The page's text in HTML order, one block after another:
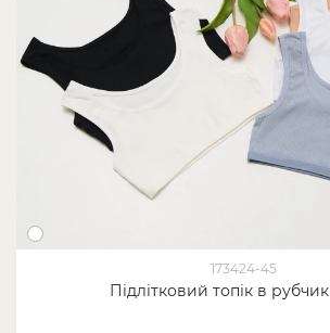
173424-45
Підлітковий топік в